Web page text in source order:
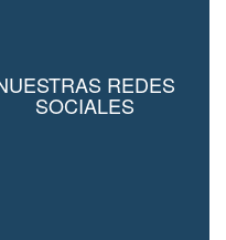
REDES
SOCIALES